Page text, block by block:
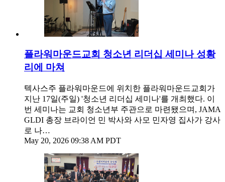
플라워마운드교회 청소년 리더십 세미나 성황
리에 마쳐
텍사스주 플라워마운드에 위치한 플라워마운드교회가
지난 17일(주일) '청소년 리더십 세미나'를 개최했다. 이
번 세미나는 교회 청소년부 주관으로 마련됐으며, JAMA
GLDI 총장 브라이언 민 박사와 사모 민자영 집사가 강사
로 나…
May 20, 2026 09:38 AM PDT